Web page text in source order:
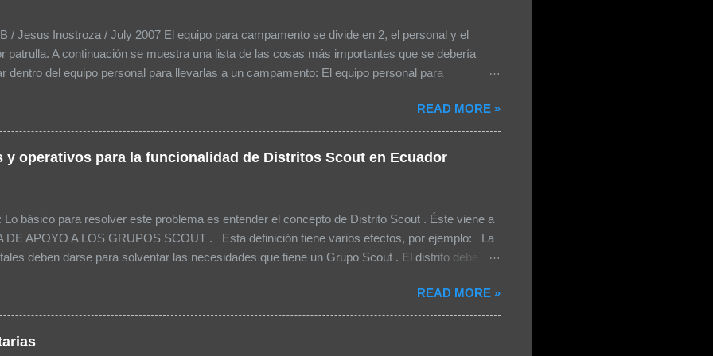
/ Jesus Inostroza / July 2007 El equipo para campamento se divide en 2, el personal y el
patrulla. A continuación se muestra una lista de las cosas más importantes que se debería
dentro del equipo personal para llevarlas a un campamento: El equipo personal para
Poncho (mangas) o impermeable Gorra o sombrero Dentro de la mochila, bolsas de plástico
Uniforme Extra con todos sus implementos 1 muda de ropa por cada día de campamento, la
incluya: Calcetines / Ropa interior Pijama o ropa cómoda para dormir Calentador / shorts
de baño Utensilios Cuchillo Cuchara Tenedor Plato Taza Tazón Equipo de higiene personal
Toallita Cepillo de dientes y pasta dental Peine o Cepillo Espejo de Metal Toalla Jabón
READ MORE »
operativos para la funcionalidad de Distritos Scout en Ecuador
básico para resolver este problema es entender el concepto de Distrito Scout . Éste viene a
DE APOYO A LOS GRUPOS SCOUT . Esta definición tiene varios efectos, por ejemplo: La
deben darse para solventar las necesidades que tiene un Grupo Scout . El distrito debe
niveles intermedios (Distritos y zonas entre la Nacional y el Grupo) generaría muchos más
en una Asociación tan pequeña como la nuestra. Por ello se recomienda el tener
-> Distrito -> Grupo). En una Asamblea no se tiene necesidad de contar con 4 niveles. Si
READ MORE »